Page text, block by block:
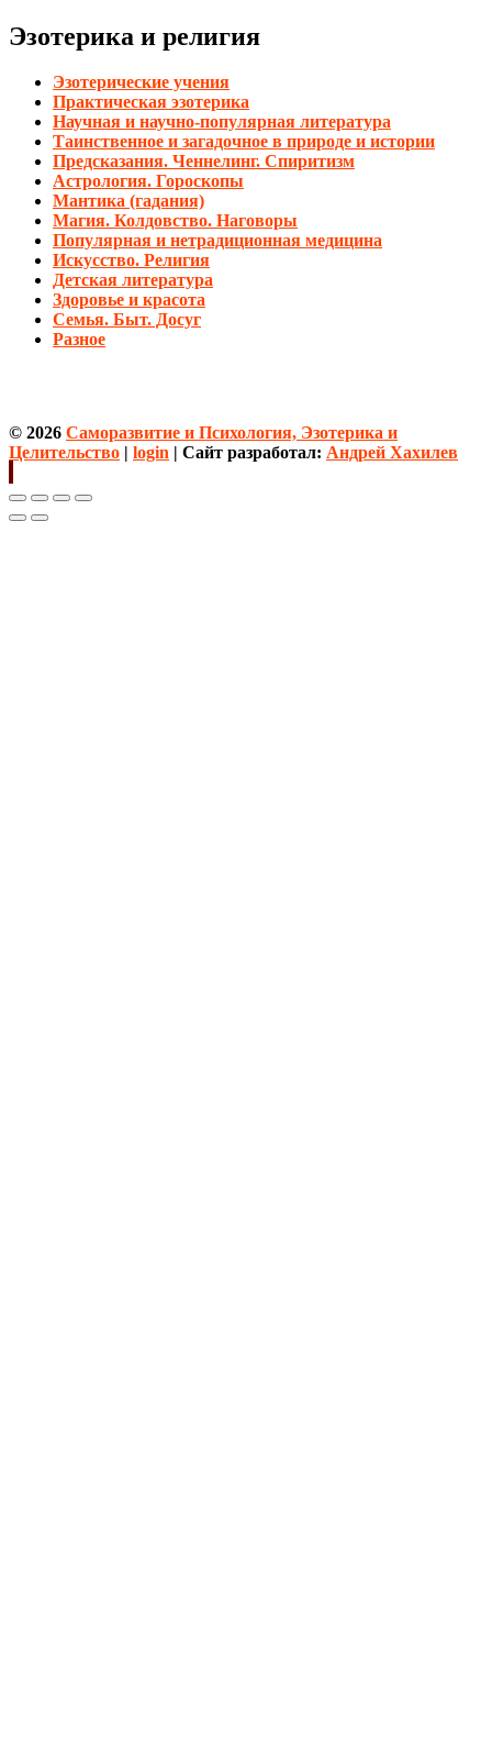
Эзотерика и религия
Эзотерические учения
Практическая эзотерика
Научная и научно-популярная литература
Таинственное и загадочное в природе и истории
Предсказания. Ченнелинг. Спиритизм
Астрология. Гороскопы
Мантика (гадания)
Магия. Колдовство. Наговоры
Популярная и нетрадиционная медицина
Искусство. Религия
Детская литература
Здоровье и красота
Семья. Быт. Досуг
Разное
© 2026 Саморазвитие и Психология, Эзотерика и
Целительство | login | Сайт разработал: Андрей Хахилев